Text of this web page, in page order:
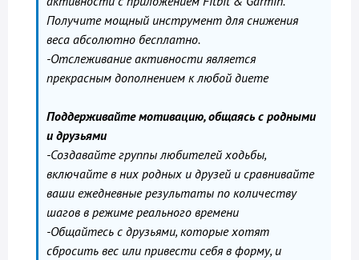
Получите мощный инструмент для снижения
веса абсолютно бесплатно.
-Отслеживание активности является
прекрасным дополнением к любой диете
Поддерживайте мотивацию, общаясь с родными
и друзьями
-Создавайте группы любителей ходьбы,
включайте в них родных и друзей и сравнивайте
ваши ежедневные результаты по количеству
шагов в режиме реального времени
-Общайтесь с друзьями, которые хотят
сбросить вес или привести себя в форму, и